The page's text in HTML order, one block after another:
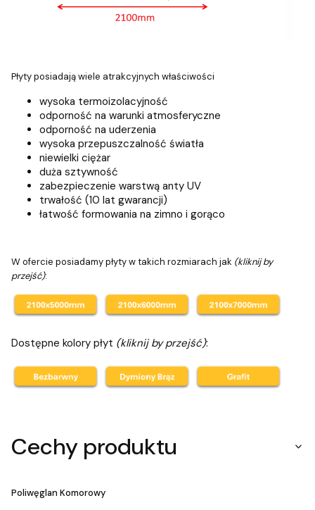
Płyty posiadają wiele atrakcyjnych właściwości
wysoka termoizolacyjność
odporność na warunki atmosferyczne
odporność na uderzenia
wysoka przepuszczalność światła
niewielki ciężar
duża sztywność
zabezpieczenie warstwą anty UV
trwałość (10 lat gwarancji)
łatwość formowania na zimno i gorąco
W ofercie posiadamy płyty w takich rozmiarach jak (kliknij by
przejść):
Dostępne kolory płyt (kliknij by przejść):
Cechy produktu
Poliwęglan Komorowy